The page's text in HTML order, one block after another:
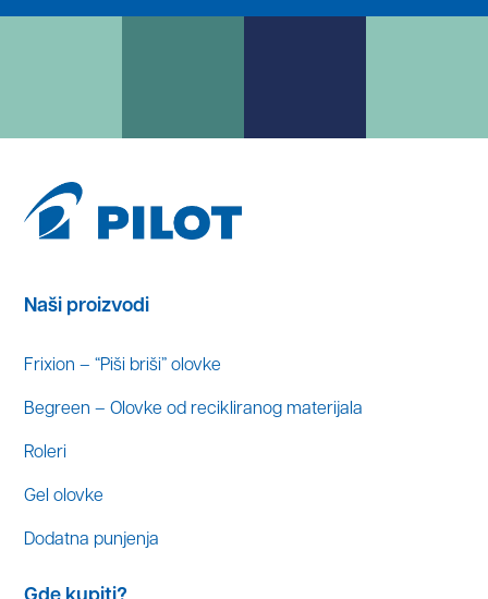
Naši proizvodi
Frixion – “Piši briši” olovke
Begreen – Olovke od recikliranog materijala
Roleri
Gel olovke
Dodatna punjenja